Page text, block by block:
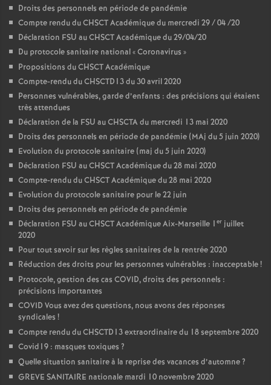
Droits des personnels en période de pandémie
Compte rendu du CHSCT Académique du mercredi 29 / 04 /20
Déclaration FSU au CHSCT Académique du 29/04/20
Du protocole sanitaire national «Coronavirus »
Propositions du CHSCT Académique
Compte-rendu du CHSCTD13 du 30 avril 2020
Personnes vulnérables, garde d’enfants : des précisions qui étaient
très attendues
Déclaration de la FSU au CHSCTA du mercredi 13 mai 2020
Droits des personnels en période de pandémie (MAj du 5 juin 2020)
Evolution du protocole sanitaire (maj du 5 juin 2020)
Déclaration FSU au CHSCT Académique du 28 mai 2020
Compte-rendu du CHSCT Académique du 28 mai 2020
Evolution du protocole sanitaire pour le 22 juin
Droits des personnels en période de pandémie
Déclaration FSU au CHSCT Académique Aix-Marseille 1 er juillet
2020
Pour tout savoir sur les règles sanitaires de la rentrée 2020
Réduction des droits pour les personnes vulnérables : inacceptable!
Protocole, gestion des cas COVID, droits des personnels :
précisions importantes
COVID Vous avez des questions, nous avons des réponses
syndicales !
Compte rendu du CHSCTD13 extraordinaire du 18 septembre 2020
Covid19 : masques toxiques ?
Quelle situation sanitaire à la reprise des vacances d’automne?
GREVE SANITAIRE nationale mardi 10 novembre 2020